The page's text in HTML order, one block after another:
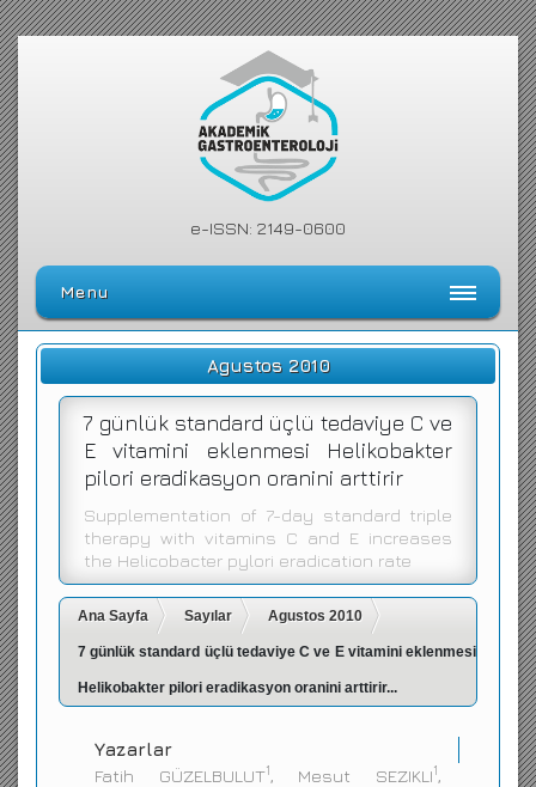
e-ISSN: 2149-0600
Menu
Ana Sayfa
Editörler Kurulu
Dergi Kılavuzu
Arşiv
Arama Yap
İletişim
Agustos 2010
7 günlük standard üçlü tedaviye C ve
E vitamini eklenmesi Helikobakter
pilori eradikasyon oranini arttirir
Supplementation of 7-day standard triple
therapy with vitamins C and E increases
the Helicobacter pylori eradication rate
Ana Sayfa Sayılar Agustos 2010
7 günlük standard üçlü tedaviye C ve E vitamini eklenmesi
Helikobakter pilori eradikasyon oranini arttirir...
Yazarlar
Fatih GÜZELBULUT1, Mesut SEZIKLI1,